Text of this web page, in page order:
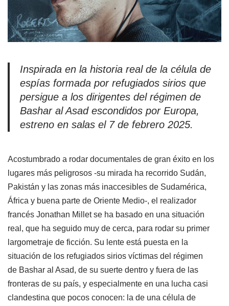
Inspirada en la historia real de la célula de
espías formada por refugiados sirios que
persigue a los dirigentes del régimen de
Bashar al Asad escondidos por Europa,
estreno en salas el 7 de febrero 2025.
Acostumbrado a rodar documentales de gran éxito en los
lugares más peligrosos -su mirada ha recorrido Sudán,
Pakistán y las zonas más inaccesibles de Sudamérica,
África y buena parte de Oriente Medio-, el realizador
francés Jonathan Millet se ha basado en una situación
real, que ha seguido muy de cerca, para rodar su primer
largometraje de ficción. Su lente está puesta en la
situación de los refugiados sirios víctimas del régimen
de Bashar al Asad, de su suerte dentro y fuera de las
fronteras de su país, y especialmente en una lucha casi
clandestina que pocos conocen: la de una célula de